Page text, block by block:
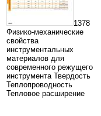
1378
Физико-механические
свойства
инструментальных
материалов для
современного режущего
инструмента Твердость
Теплопроводность
Тепловое расширение